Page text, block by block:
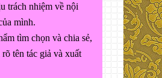
trách nhiệm về nội
mình.
tìm chọn và chia sẻ,
tên tác giả và xuất